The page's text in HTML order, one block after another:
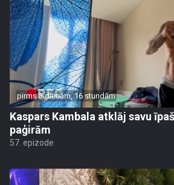
pirms 3 dienām, 16 stundām
Kaspars Kambala atklāj savu
paģirām
57. epizode